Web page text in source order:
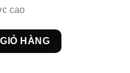
cao
liếm cực phê số lượng
HÀNG